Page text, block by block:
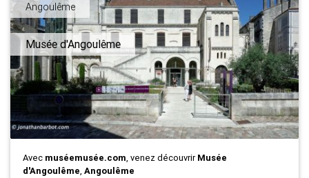
Angoulême
Musée d'Angoulême
Avec muséemusée.com, venez découvrirMusée
d'Angoulême, Angoulême